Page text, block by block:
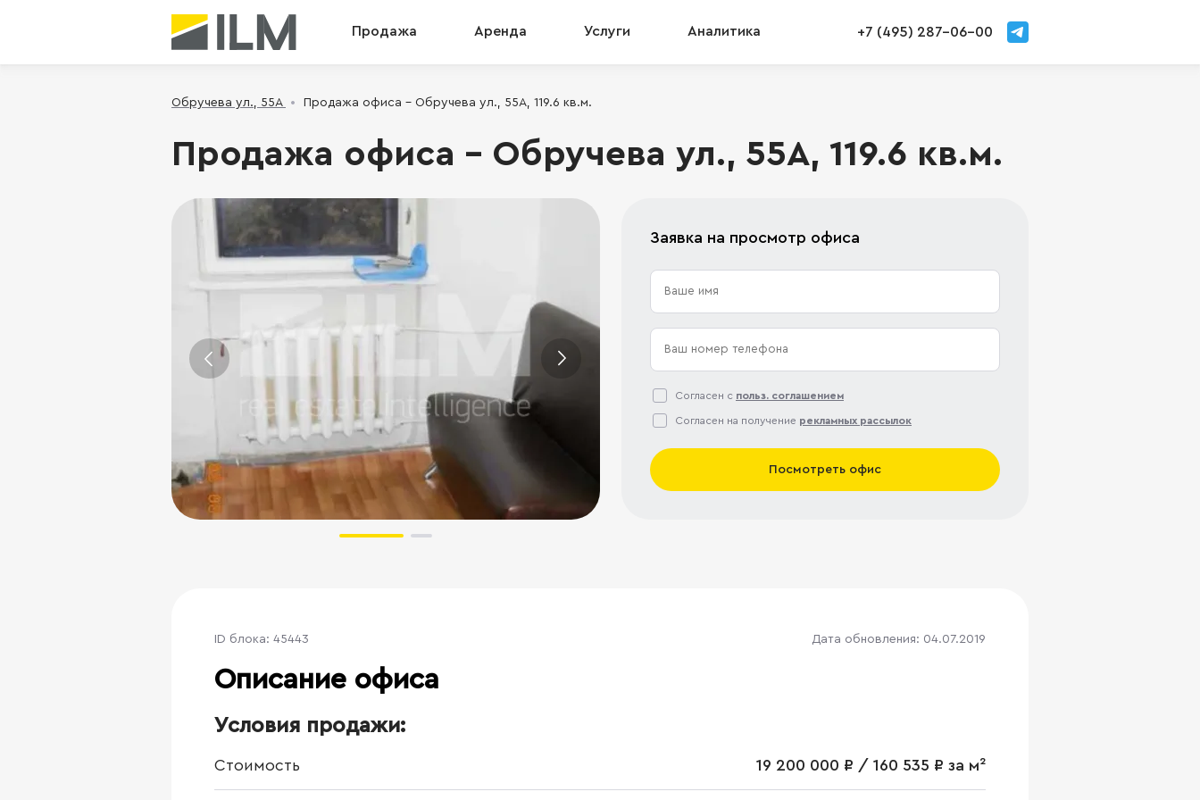
Продажа Аренда Услуги Аналитика +7 (495) 287-06-00
Обручева ул., 55А Продажа офиса - Обручева ул., 55А, 119.6 кв.м.
Продажа офиса - Обручева ул., 55А, 119.6 кв.м.
Заявка на просмотр офиса
Согласен с польз. соглашением
Согласен на получение рекламных рассылок
Посмотреть офис
ID блока: 45443 Дата обновления: 04.07.2019
Описание офиса
Условия продажи:
Стоимость 19 200 000 ₽ / 160 535 ₽ за м²